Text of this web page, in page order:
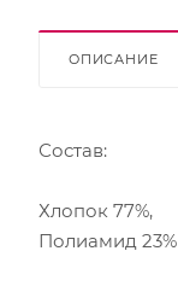
ОПИСАНИЕ
Состав:
Хлопок 77%,
Полиамид 23%